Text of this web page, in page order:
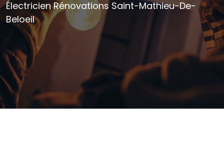
Électricien Rénovations Saint-Mathieu-De-
Beloeil